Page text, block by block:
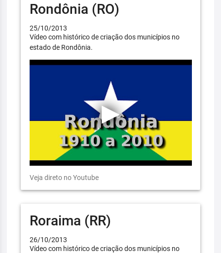
Rondônia (RO)
25/10/2013
Vídeo com histórico de criação dos municípios no
estado de Rondônia.
Veja direto no Youtube
Roraima (RR)
26/10/2013
Vídeo com histórico de criação dos municípios no